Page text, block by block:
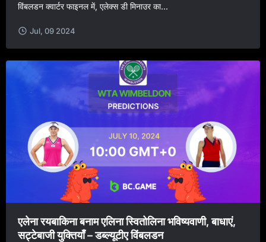
विंबलडन क्वार्टर फाइनल में, एलेक्स डी मिनाउर का...
Jul, 09 2024
एलेना रयबाकिना बनाम एलिना स्वितोलिना भविष्यवाणी, बाधाएं,
सट्टेबाजी युक्तियाँ – डब्ल्यूटीए विंबलडन